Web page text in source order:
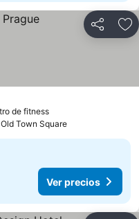
Compartir
de fitness
Town Square
Ver precios